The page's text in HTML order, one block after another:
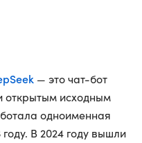
— это чат-бот
открытым исходным
одноименная
В 2024 году вышли